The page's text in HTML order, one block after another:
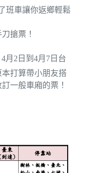
班車讓你返鄉輕鬆
搶票！
月2日到4月7日台
打算帶小朋友搭
一般車廂的票！